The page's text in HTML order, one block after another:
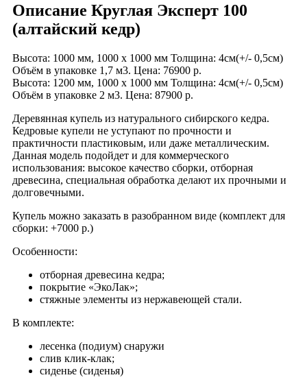
Описание Круглая Эксперт 100
(алтайский кедр)
Высота: 1000 мм, 1000 х 1000 мм Толщина: 4см(+/- 0,5см)
Объём в упаковке 1,7 м3. Цена: 76900 р.
Высота: 1200 мм, 1000 х 1000 мм Толщина: 4см(+/- 0,5см)
Объём в упаковке 2 м3. Цена: 87900 р.
Деревянная купель из натурального сибирского кедра.
Кедровые купели не уступают по прочности и
практичности пластиковым, или даже металлическим.
Данная модель подойдет и для коммерческого
использования: высокое качество сборки, отборная
древесина, специальная обработка делают их прочными и
долговечными.
Купель можно заказать в разобранном виде (комплект для
сборки: +7000 р.)
Особенности:
отборная древесина кедра;
покрытие «ЭкоЛак»;
стяжные элементы из нержавеющей стали.
В комплекте:
лесенка (подиум) снаружи
слив клик-клак;
сиденье (сиденья)